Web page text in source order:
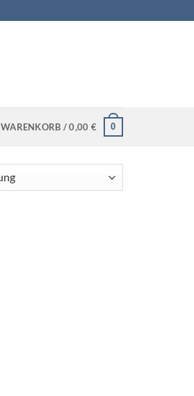
WARENKORB /0,00 € 0